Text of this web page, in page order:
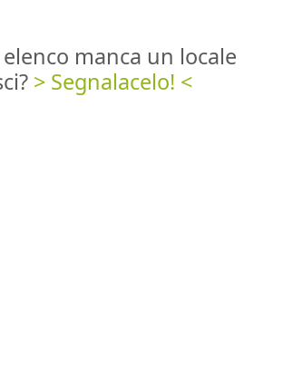
manca un locale
> Segnalacelo! <